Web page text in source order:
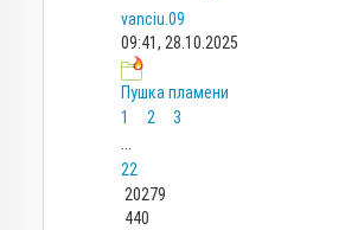
vanciu.09
09:41, 28.10.2025
Пушка пламени
1
2
3
22
20279
440